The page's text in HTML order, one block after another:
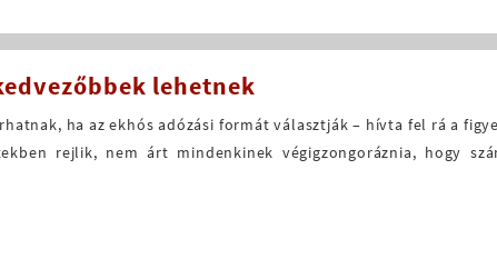
lehetnek
ha az ekhós adózási formát választják – hívta fel rá a
rejlik, nem árt mindenkinek végigzongoráznia, hogy